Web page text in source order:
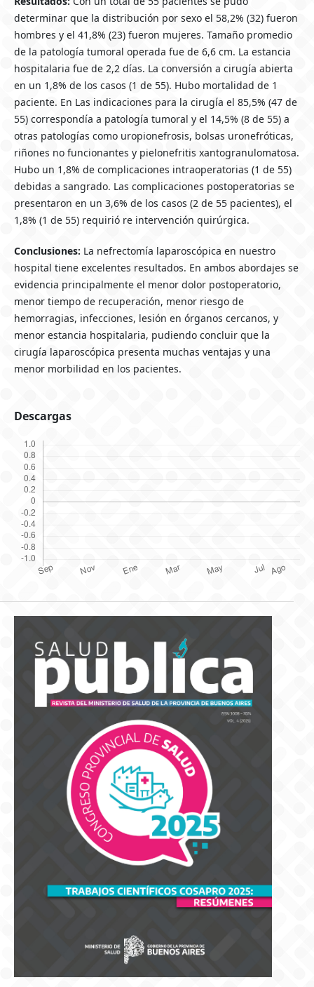
determinar que la distribución por sexo el 58,2% (32) fueron
hombres y el 41,8% (23) fueron mujeres. Tamaño promedio
de la patología tumoral operada fue de 6,6 cm. La estancia
hospitalaria fue de 2,2 días. La conversión a cirugía abierta
en un 1,8% de los casos (1 de 55). Hubo mortalidad de 1
paciente. En Las indicaciones para la cirugía el 85,5% (47 de
55) correspondía a patología tumoral y el 14,5% (8 de 55) a
otras patologías como uropionefrosis, bolsas uronefróticas,
riñones no funcionantes y pielonefritis xantogranulomatosa.
Hubo un 1,8% de complicaciones intraoperatorias (1 de 55)
debidas a sangrado. Las complicaciones postoperatorias se
presentaron en un 3,6% de los casos (2 de 55 pacientes), el
1,8% (1 de 55) requirió re intervención quirúrgica.
Conclusiones:La nefrectomía laparoscópica en nuestro
hospital tiene excelentes resultados. En ambos abordajes se
evidencia principalmente el menor dolor postoperatorio,
menor tiempo de recuperación, menor riesgo de
hemorragias, infecciones, lesión en órganos cercanos, y
menor estancia hospitalaria, pudiendo concluir que la
cirugía laparoscópica presenta muchas ventajas y una
menor morbilidad en los pacientes.
Descargas